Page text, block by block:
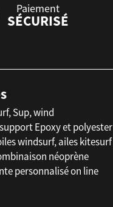
Paiement
SÉCURISÉ
Sup, wind
Epoxy et polyester
windsurf, ailes kitesurf
néoprène
personnalisé on line